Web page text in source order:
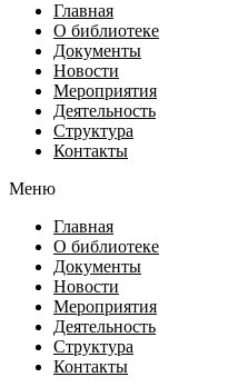
Главная
О библиотеке
Документы
Новости
Мероприятия
Деятельность
Структура
Контакты
Меню
Главная
О библиотеке
Документы
Новости
Мероприятия
Деятельность
Структура
Контакты